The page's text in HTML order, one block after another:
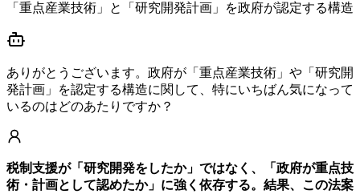
「重点産業技術」と「研究開発計画」を政府が認定する構造
ありがとうございます。政府が「重点産業技術」や「研究開
発計画」を認定する構造に関して、特にいちばん気になって
いるのはどのあたりですか？
税制支援が「研究開発をしたか」ではなく、「政府が重点技
術・計画として認めたか」に強く依存する。結果、この法案